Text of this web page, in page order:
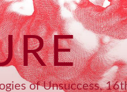
of Unsuccess,